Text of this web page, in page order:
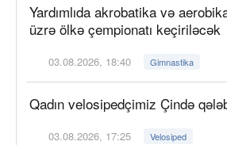
Yardımlıda akrobatika və
üzrə ölkə çempionatı keçiriləcək
03.08.2026, 18:40 Gimnastika
Qadın velosipedçimiz Çində
03.08.2026, 17:25 Velosiped